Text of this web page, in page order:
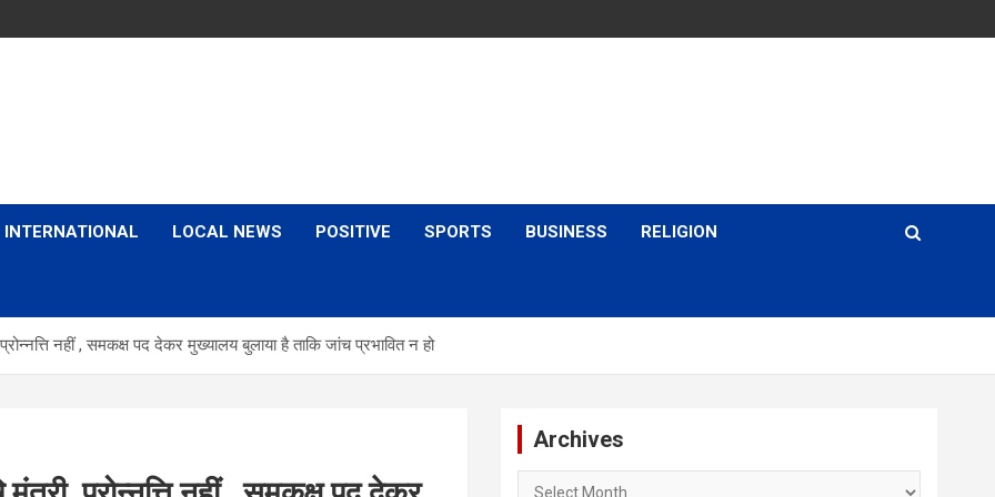
INTERNATIONAL LOCAL NEWS POSITIVE SPORTS BUSINESS RELIGION
नहीं , समकक्ष पद देकर मुख्यालय बुलाया है ताकि जांच प्रभावित न हो
Archives